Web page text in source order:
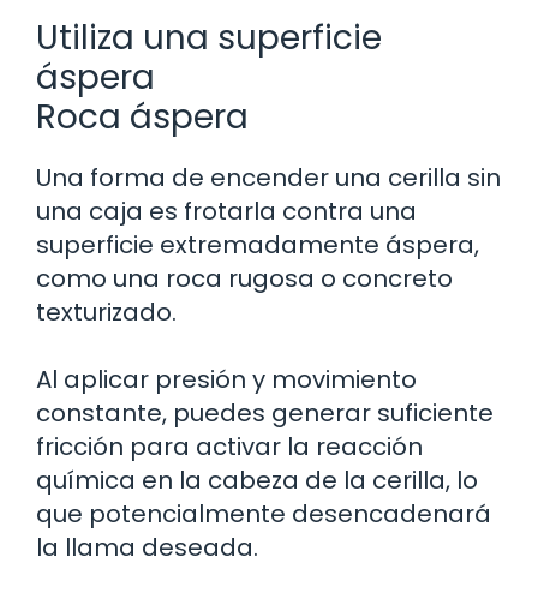
Utiliza una superficie
áspera
Roca áspera
Una forma de encender una cerilla sin
una caja es frotarla contra una
superficie extremadamente áspera,
como una roca rugosa o concreto
texturizado.
Al aplicar presión y movimiento
constante, puedes generar suficiente
fricción para activar la reacción
química en la cabeza de la cerilla, lo
que potencialmente desencadenará
la llama deseada.